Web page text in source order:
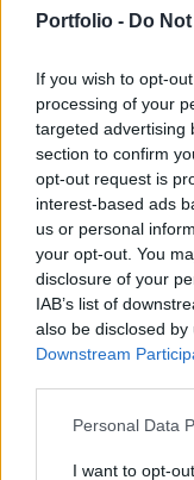
Portfolio - Do
If you wish to opt-
processing of your
targeted advertising
section to confirm
opt-out request is
interest-based ads
us or personal
your opt-out. You
disclosure of your
IAB’s list of
also be disclosed
Downstream
Personal Data
I want to opt-
hét alatt
Ahogy délelőtt már
megállapodást
mai napon
KÉSZ Holding ZRT.
acélszerkezetek
vásárlói lesznek.
szívesen
KEDVES
tartozik,
regisztrációhoz